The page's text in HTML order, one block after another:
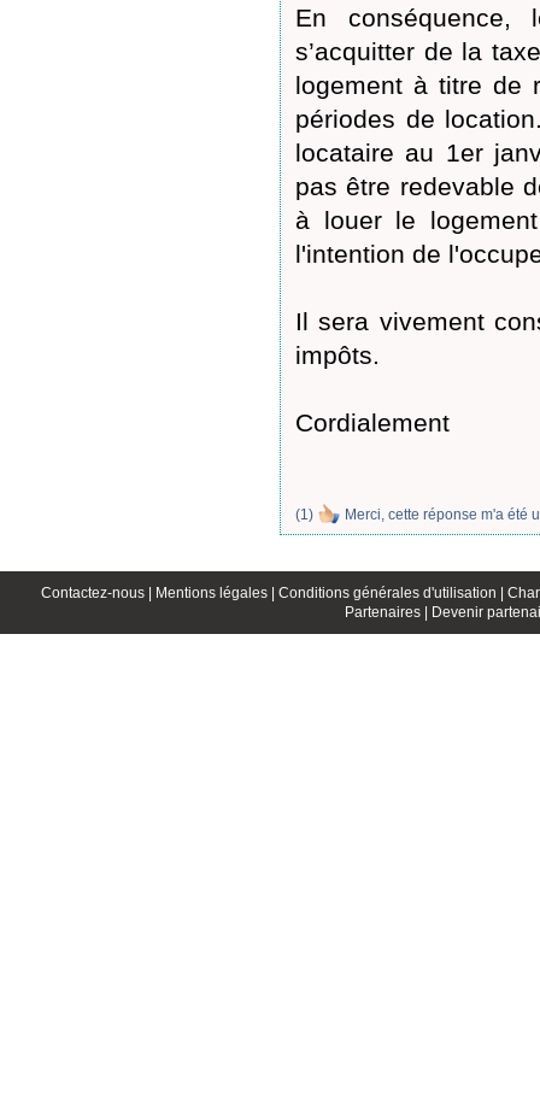
En conséquence,
s’acquitter de la
logement à titre de
périodes de
locataire au 1er
pas être redevable
à louer le
l'intention de
Il sera vivement
impôts.
Cordialement
(1) Merci, cette réponse m'a été
Contactez-nous | Mentions légales | Conditions générales d'utilisation |
Partenaires |
Devenir